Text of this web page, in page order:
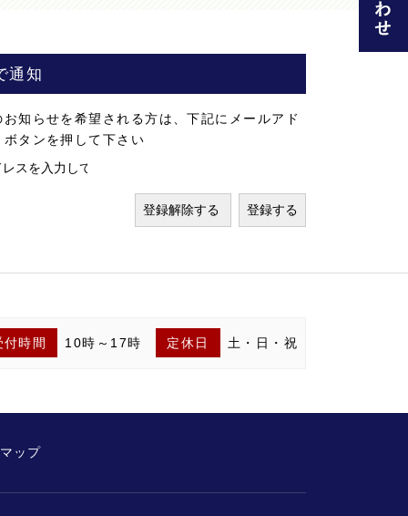
通知
知らせを希望される方は、下記にメールアド
タンを押して下さい
付時間 10時～17時 定休日 土・日・祝
ップ